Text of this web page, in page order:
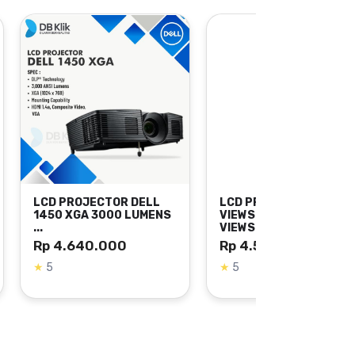
berpengaruh.
mode tersebut.
LCD PROJECTOR
VIEWSONIC PA502XP -
Rp 4.500.000